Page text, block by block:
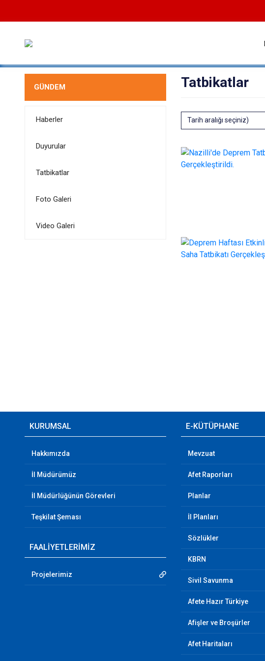
GÜNDEM
Haberler
Duyurular
Tatbikatlar
Foto Galeri
Video Galeri
Tatbikatlar
Tarih aralığı seçiniz)
KURUMSAL
Hakkımızda
İl Müdürümüz
İl Müdürlüğünün Görevleri
Teşkilat Şeması
FAALİYETLERİMİZ
Projelerimiz
E-KÜTÜPHANE
Mevzuat
Afet Raporları
Planlar
İl Planları
Sözlükler
KBRN
Sivil Savunma
Afete Hazır Türkiye
Afişler ve Broşürler
Afet Haritaları